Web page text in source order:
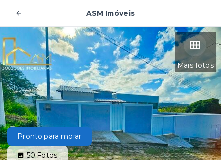
ASM Imóveis
Mais fotos
Pronto para morar
50Fotos